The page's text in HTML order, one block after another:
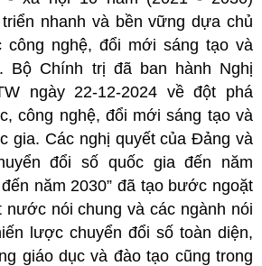
triển nhanh và bền vững dựa chủ
công nghệ, đổi mới sáng tạo và
. Bộ Chính trị đã ban hành Nghị
ngày 22-12-2024 về đột phá
công nghệ, đổi mới sáng tạo và
gia. Các nghị quyết của Đảng và
đổi số quốc gia đến năm
năm 2030” đã tạo bước ngoặt
nước nói chung và các ngành nói
lược chuyển đổi số toàn diện,
giáo dục và đào tạo cũng trong